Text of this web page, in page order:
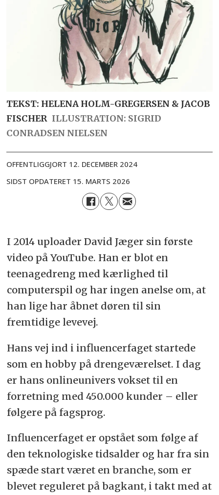
TEKST: HELENA HOLM-GREGERSEN & JACOB
FISCHER ILLUSTRATION: SIGRID
CONRADSEN NIELSEN
OFFENTLIGGJORT
12. DECEMBER 2024
SIDST OPDATERET
15. MARTS 2026
I 2014 uploader David Jæger sin første
video på YouTube. Han er blot en
teenagedreng med kærlighed til
computerspil og har ingen anelse om, at
han lige har åbnet døren til sin
fremtidige levevej.
Hans vej ind i influencerfaget startede
som en hobby på drengeværelset. I dag
er hans onlineunivers vokset til en
forretning med 450.000 kunder – eller
følgere på fagsprog.
Influencerfaget er opstået som følge af
den teknologiske tidsalder og har fra sin
spæde start været en branche, som er
blevet reguleret på bagkant, i takt med at